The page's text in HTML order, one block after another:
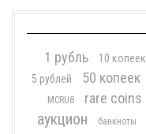
1 рубль
10 копеек
5 рублей 50 копеек
MCRU8 rare coins
аукцион банкноты